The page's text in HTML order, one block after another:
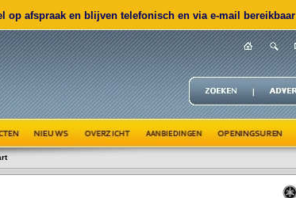
afspraak en blijven telefonisch en via e-mail bereikbaar